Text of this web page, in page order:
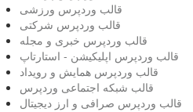
قالب وردپرس ورزشی
قالب وردپرس شرکتی
قالب وردپرس خبری و مجله
قالب وردپرس اپلیکیشن - استارتاپ
قالب وردپرس همایش و رویداد
قالب شبکه اجتماعی وردپرس
قالب وردپرس صرافی و ارز دیجیتال